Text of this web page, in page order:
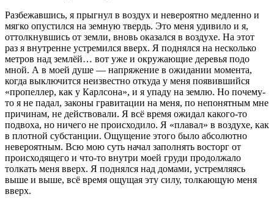
Разбежавшись, я прыгнул в воздух и невероятно медленно и
мягко опустился на земную твердь. Это меня удивило и я,
оттолкнувшись от земли, вновь оказался в воздухе. На этот
раз я внутренне устремился вверх. Я поднялся на несколько
метров над землёй… вот уже и окружающие деревья подо
мной. А в моей душе — напряжение в ожидании момента,
когда выключится неизвестно откуда у меня появившийся
«пропеллер, как у Карлсона», и я упаду на землю. Но почему-
то я не падал, законы гравитации на меня, по непонятным мне
причинам, не действовали. Я всё время ожидал какого-то
подвоха, но ничего не происходило. Я «плавал» в воздухе, как
в плотной субстанции. Ощущение этого было абсолютно
невероятным. Всю мою суть начал заполнять восторг от
происходящего и что-то внутри моей груди продолжало
толкать меня вверх. Я поднялся над домами, устремляясь
выше и выше, всё время ощущая эту силу, толкающую меня
вверх.